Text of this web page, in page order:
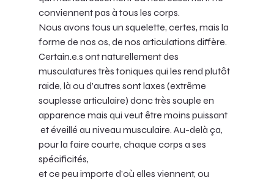
conviennent pas à tous les corps.
Nous avons tous un squelette, certes, mais la
forme de nos os, de nos articulations diffère.
Certain.e.s ont naturellement des
musculatures très toniques qui les rend plutôt
raide, là ou d’autres sont laxes (extrême
souplesse articulaire) donc très souple en
apparence mais qui veut être moins puissant
et éveillé au niveau musculaire. Au-delà ça,
pour la faire courte, chaque corps a ses
spécificités,
et ce peu importe d’où elles viennent, ou